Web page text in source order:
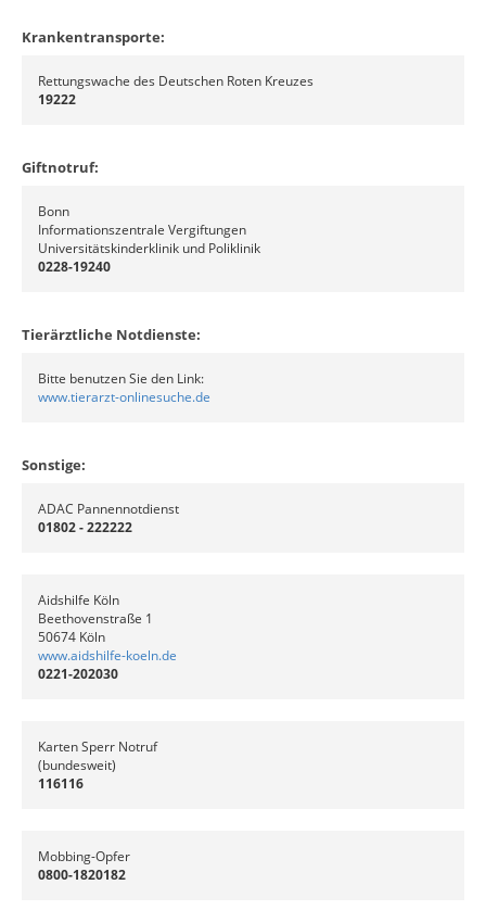
Krankentransporte:
Rettungswache des Deutschen Roten Kreuzes
19222
Giftnotruf:
Bonn
Informationszentrale Vergiftungen
Universitätskinderklinik und Poliklinik
0228-19240
Tierärztliche Notdienste:
Bitte benutzen Sie den Link:
www.tierarzt-onlinesuche.de
Sonstige:
ADAC Pannennotdienst
01802 - 222222
Aidshilfe Köln
Beethovenstraße 1
50674 Köln
www.aidshilfe-koeln.de
0221-202030
Karten Sperr Notruf
(bundesweit)
116116
Mobbing-Opfer
0800-1820182